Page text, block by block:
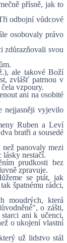
přísně, jak to
odbojní vůdcové
osobovaly právo
zdůrazňovali svou
ale takové Boží
zvlášť patrnou v
vzpoury.
ani na osobité
nejjasněji vyjevilo
Ruben a Leví
bratři a sousedé
panovaly mezi
lásky nestačí.
prudkosti bez
zpravuje.
se ptát, jak
špatnému rádci,
moudrých, která
o zášti,
ani k učenci,
o ukojení vlastní
už lidstvo stál